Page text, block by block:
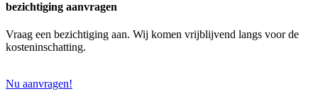
bezichtiging aanvragen
Vraag een bezichtiging aan. Wij komen vrijblijvend langs voor de
kosteninschatting.
Nu aanvragen!